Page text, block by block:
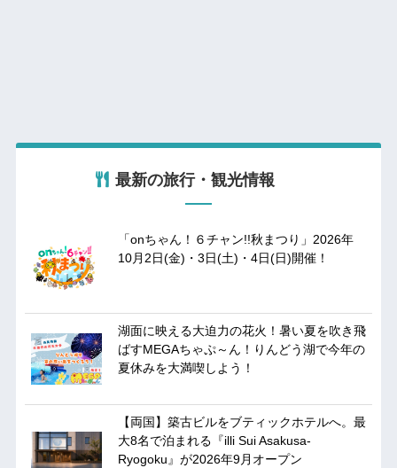
最新の旅行・観光情報
「onちゃん！６チャン!!秋まつり」2026年
10月2日(金)・3日(土)・4日(日)開催！
湖面に映える大迫力の花火！暑い夏を吹き飛
ばすMEGAちゃぷ～ん！りんどう湖で今年の
夏休みを大満喫しよう！
【両国】築古ビルをブティックホテルへ。最
大8名で泊まれる『illi Sui Asakusa-
Ryogoku』が2026年9月オープン